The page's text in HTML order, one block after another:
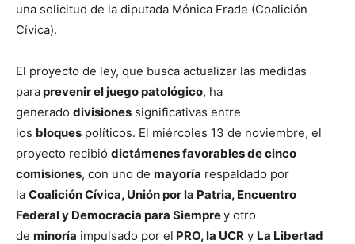
una solicitud de la diputada Mónica Frade (Coalición
Cívica).
El proyecto de ley, que busca actualizar las medidas
paraprevenir el juego patológico, ha
generado divisiones significativas entre
los bloques políticos. El miércoles 13 de noviembre, el
proyecto recibió dictámenes favorables de cinco
comisiones, con uno de mayoría respaldado por
la Coalición Cívica, Unión por la Patria, Encuentro
Federal y Democracia para Siemprey otro
de minoría impulsado por el PRO, la UCR y La Libertad